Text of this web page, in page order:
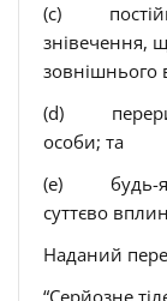
(c)
знівечення,
зовнішнього
(d)
особи; та
(e) будь-
суттєво
Наданий
“Серйозне